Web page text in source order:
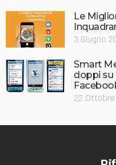
Le
3 Giugno
Smart
doppi su
22